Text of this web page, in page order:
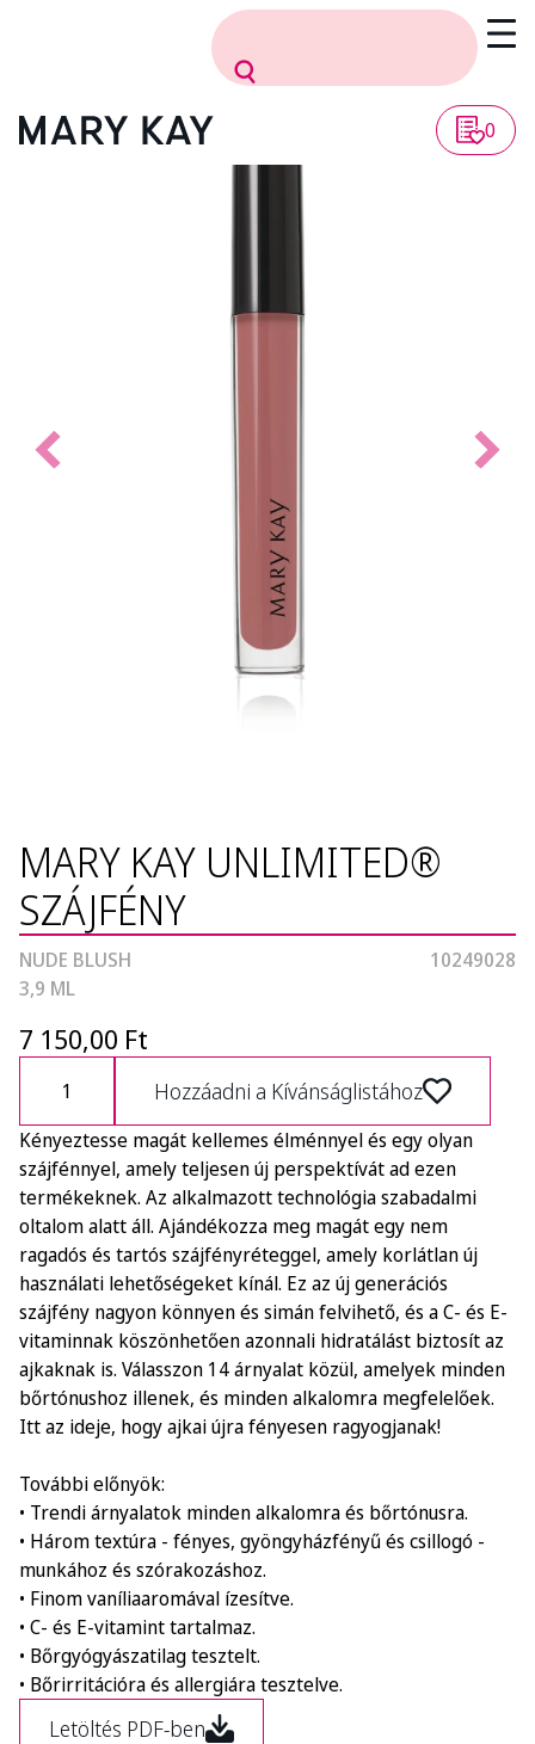
0
MARY KAY UNLIMITED®
SZÁJFÉNY
NUDE BLUSH
3,9 ML
10249028
7 150,00 Ft
Hozzáadni a Kívánságlistához
Kényeztesse magát kellemes élménnyel és egy olyan
szájfénnyel, amely teljesen új perspektívát ad ezen
termékeknek. Az alkalmazott technológia szabadalmi
oltalom alatt áll. Ajándékozza meg magát egy nem
ragadós és tartós szájfényréteggel, amely korlátlan új
használati lehetőségeket kínál. Ez az új generációs
szájfény nagyon könnyen és simán felvihető, és a C- és E-
vitaminnak köszönhetően azonnali hidratálást biztosít az
ajkaknak is. Válasszon 14 árnyalat közül, amelyek minden
bőrtónushoz illenek, és minden alkalomra megfelelőek.
Itt az ideje, hogy ajkai újra fényesen ragyogjanak!
További előnyök:
• Trendi árnyalatok minden alkalomra és bőrtónusra.
• Három textúra - fényes, gyöngyházfényű és csillogó -
munkához és szórakozáshoz.
• Finom vaníliaaromával ízesítve.
• C- és E-vitamint tartalmaz.
• Bőrgyógyászatilag tesztelt.
• Bőrirritációra és allergiára tesztelve.
Letöltés PDF-ben